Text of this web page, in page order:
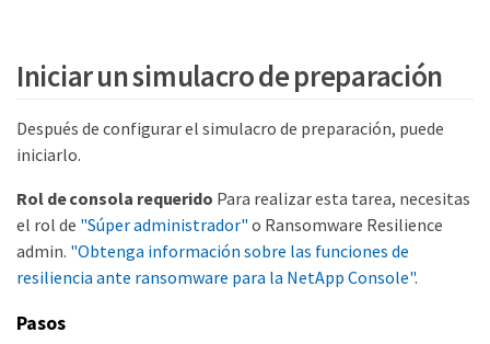
Iniciar un simulacro de preparación
Después de configurar el simulacro de preparación, puede
iniciarlo.
Rol de consola requerido Para realizar esta tarea, necesitas
el rol de "Súper administrador" o Ransomware Resilience
admin. "Obtenga información sobre las funciones de
resiliencia ante ransomware para la NetApp Console".
Pasos